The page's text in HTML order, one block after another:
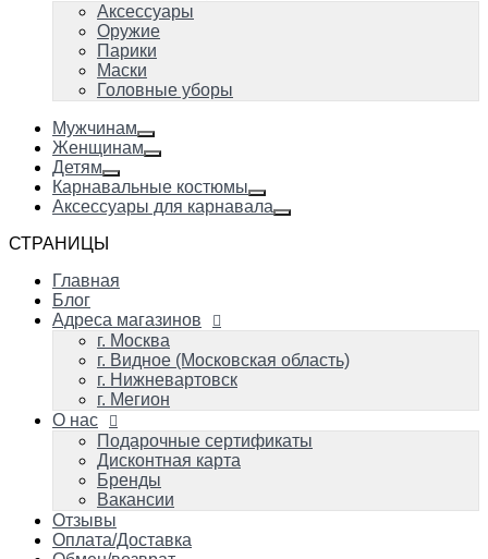
Аксессуары
Оружие
Парики
Маски
Головные уборы
Мужчинам
Женщинам
Детям
Карнавальные костюмы
Аксессуары для карнавала
СТРАНИЦЫ
Главная
Блог
Адреса магазинов
г. Москва
г. Видное (Московская область)
г. Нижневартовск
г. Мегион
О нас
Подарочные сертификаты
Дисконтная карта
Бренды
Вакансии
Отзывы
Оплата/Доставка